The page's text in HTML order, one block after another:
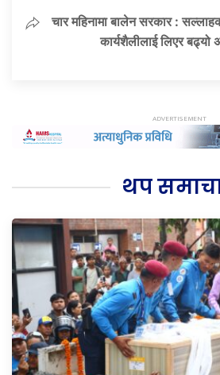
चार महिनामा बालेन सरकार :
कार्यशैलीलाई लिएर बढ्यो
थप